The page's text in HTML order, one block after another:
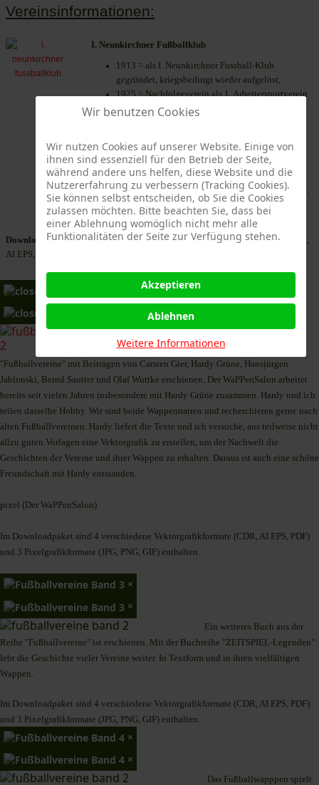
Wir benutzen Cookies
Wir nutzen Cookies auf unserer Website. Einige von
ihnen sind essenziell für den Betrieb der Seite,
während andere uns helfen, diese Website und die
Nutzererfahrung zu verbessern (Tracking Cookies).
Sie können selbst entscheiden, ob Sie die Cookies
zulassen möchten. Bitte beachten Sie, dass bei
einer Ablehnung womöglich nicht mehr alle
Funktionalitäten der Seite zur Verfügung stehen.
Akzeptieren
Ablehnen
Weitere Informationen
Vereinsinformationen:
I. Neunkirchner Fußballklub
1913 = als I. Neunkirchner Fussball-Klub
gegründet, kriegsbedingt wieder aufgelöst;
1925 = Nachfolgeverein als 1. Arbeitersportverein
(A. S. V.) Neunkirchen wieder gegründet;
Club Neunkirchen von 1913;
1984 = Fusion mit dem Werks Sport Verein
„Brevillier & Urban“ Neunkirchen von 1932 zum
Sport Club Neunkirchen von 1913; Vereinsfarben:
Blau-Weiß;
Download:Im Downloadpaket sind 4 verschiedene Vektorgrafikformate (CDR,
AI EPS, PDF) und 3 Pixelgrafikformate (JPG, PNG, GIF) enthalten.
Diese Vektorgrafik ist im Band 2 der im
Zeitspiel-Verlag erscheinenden Buchreihe
"Fußballvereine" mit Beiträgen von Carsten Gier, Hardy Grüne, Hansjürgen
Jablonski, Bernd Sautter und Olaf Wuttke erschienen. Der WaPPenSalon arbeitet
bereits seit vielen Jahren insbesondere mit Hardy Grüne zusammen. Hardy und ich
teilen dasselbe Hobby. Wir sind beide Wappennarren und recherchieren gerne nach
alten Fußballvereinen. Hardy liefert die Texte und ich versuche, aus teilweise nicht
allzu guten Vorlagen eine Vektorgrafik zu erstellen, um der Nachwelt die
Geschichten der Vereine und ihrer Wappen zu erhalten. Daraus ist auch eine schöne
Freundschaft mit Hardy entstanden.
pixel (Der WaPPenSalon)
Im Downloadpaket sind 4 verschiedene Vektorgrafikformate (CDR, AI EPS, PDF)
und 3 Pixelgrafikformate (JPG, PNG, GIF) enthalten.
×
×
Ein weiteres Buch aus der
Reihe "Fußballvereine" ist erschienen. Mit der Buchreihe "ZEITSPIEL-Legenden"
lebt die Geschichte vieler Vereine weiter. In Textform und in ihren vielfältigen
Wappen.
Im Downloadpaket sind 4 verschiedene Vektorgrafikformate (CDR, AI EPS, PDF)
und 3 Pixelgrafikformate (JPG, PNG, GIF) enthalten.
×
×
Das Fußballwapppen spielt